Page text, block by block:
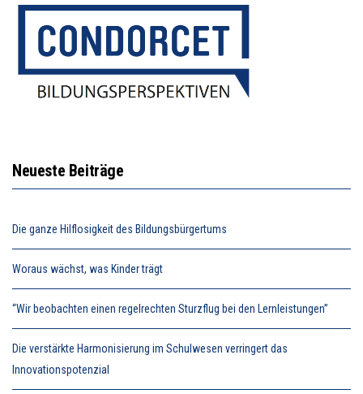
Neueste Beiträge
Die ganze Hilflosigkeit des Bildungsbürgertums
Woraus wächst, was Kinder trägt
“Wir beobachten einen regelrechten Sturzflug bei den Lernleistungen”
Die verstärkte Harmonisierung im Schulwesen verringert das
Innovationspotenzial